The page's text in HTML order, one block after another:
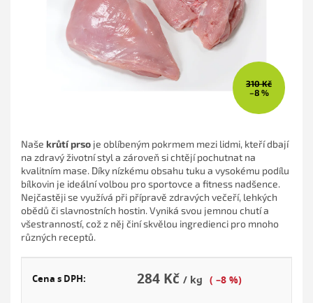
310 Kč
–8 %
284 Kč
Cena s DPH: / kg ( –8 %)
Naše krůtí prso je oblíbeným pokrmem mezi lidmi, kteří dbají
na zdravý životní styl a zároveň si chtějí pochutnat na
kvalitním mase. Díky nízkému obsahu tuku a vysokému podílu
bílkovin je ideální volbou pro sportovce a fitness nadšence.
Nejčastěji se využívá při přípravě zdravých večeří, lehkých
obědů či slavnostních hostin. Vyniká svou jemnou chutí a
všestranností, což z něj činí skvělou ingredienci pro mnoho
různých receptů.